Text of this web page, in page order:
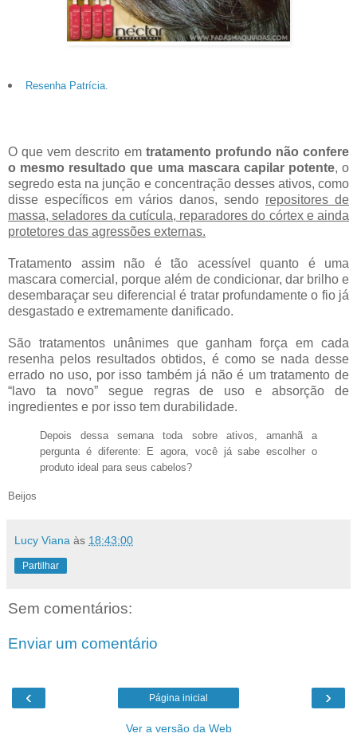
Resenha Patrícia.
O que vem descrito em tratamento profundo não confere
o mesmo resultado que uma mascara capilar potente, o
segredo esta na junção e concentração desses ativos, como
disse específicos em vários danos, sendo repositores de
massa, seladores da cutícula, reparadores do córtex e ainda
protetores das agressões externas.
Tratamento assim não é tão acessível quanto é uma
mascara comercial, porque além de condicionar, dar brilho e
desembaraçar seu diferencial é tratar profundamente o fio já
desgastado e extremamente danificado.
São tratamentos unânimes que ganham força em cada
resenha pelos resultados obtidos, é como se nada desse
errado no uso, por isso também já não é um tratamento de
“lavo ta novo” segue regras de uso e absorção de
ingredientes e por isso tem durabilidade.
Depois dessa semana toda sobre ativos, amanhã a
pergunta é diferente: E agora, você já sabe escolher o
produto ideal para seus cabelos?
Beijos
Lucy Viana às 18:43:00
Partilhar
Sem comentários:
Enviar um comentário
‹ ›
Página inicial
Ver a versão da Web